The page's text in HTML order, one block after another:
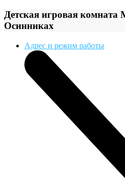
Детская игровая комната
Осинниках
Адрес и режим работы